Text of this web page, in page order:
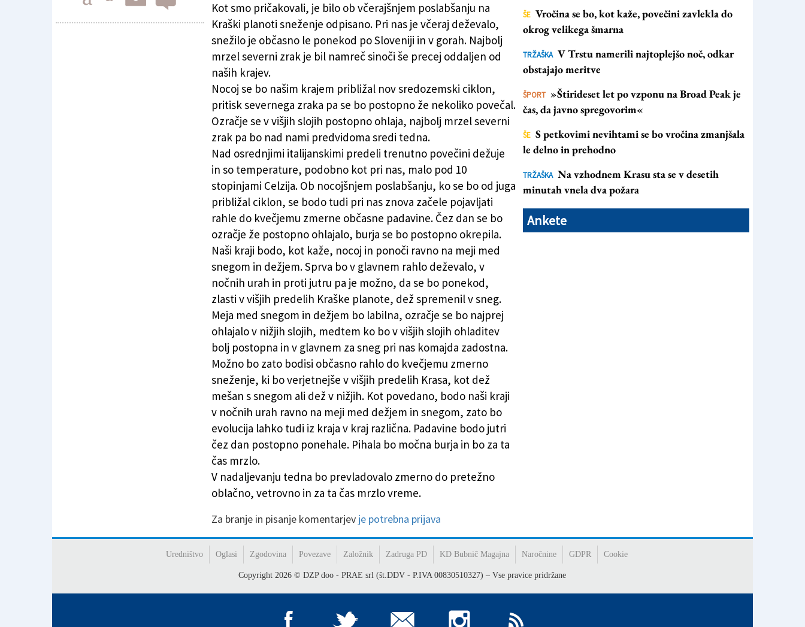
Od nocojšnjih ur možno rahlo sneženje
Kot smo pričakovali, je bilo ob včerajšnjem poslabšanju na
Kraški planoti sneženje odpisano. Pri nas je včeraj deževalo,
snežilo je občasno le ponekod po Sloveniji in v gorah. Najbolj
mrzel severni zrak je bil namreč sinoči še precej oddaljen od
naših krajev.
Nocoj se bo našim krajem približal nov sredozemski ciklon,
pritisk severnega zraka pa se bo postopno že nekoliko povečal.
Ozračje se v višjih slojih postopno ohlaja, najbolj mrzel severni
zrak pa bo nad nami predvidoma sredi tedna.
Nad osrednjimi italijanskimi predeli trenutno povečini dežuje
in so temperature, podobno kot pri nas, malo pod 10
stopinjami Celzija. Ob nocojšnjem poslabšanju, ko se bo od juga
približal ciklon, se bodo tudi pri nas znova začele pojavljati
rahle do kvečjemu zmerne občasne padavine. Čez dan se bo
ozračje že postopno ohlajalo, burja se bo postopno okrepila.
Naši kraji bodo, kot kaže, nocoj in ponoči ravno na meji med
snegom in dežjem. Sprva bo v glavnem rahlo deževalo, v
nočnih urah in proti jutru pa je možno, da se bo ponekod,
zlasti v višjih predelih Kraške planote, dež spremenil v sneg.
Meja med snegom in dežjem bo labilna, ozračje se bo najprej
ohlajalo v nižjih slojih, medtem ko bo v višjih slojih ohladitev
bolj postopna in v glavnem za sneg pri nas komajda zadostna.
Možno bo zato bodisi občasno rahlo do kvečjemu zmerno
sneženje, ki bo verjetnejše v višjih predelih Krasa, kot dež
mešan s snegom ali dež v nižjih. Kot povedano, bodo naši kraji
v nočnih urah ravno na meji med dežjem in snegom, zato bo
evolucija lahko tudi iz kraja v kraj različna. Padavine bodo jutri
čez dan postopno ponehale. Pihala bo močna burja in bo za ta
čas mrzlo.
V nadaljevanju tedna bo prevladovalo zmerno do pretežno
oblačno, vetrovno in za ta čas mrzlo vreme.
Za branje in pisanje komentarjev je potrebna prijava
ŠE Vročina se bo, kot kaže, povečini zavlekla do
okrog velikega šmarna
TRŽAŠKA V Trstu namerili najtoplejšo noč, odkar
obstajajo meritve
ŠPORT »Štirideset let po vzponu na Broad Peak je
čas, da javno spregovorim«
ŠE S petkovimi nevihtami se bo vročina zmanjšala
le delno in prehodno
TRŽAŠKA Na vzhodnem Krasu sta se v desetih
minutah vnela dva požara
Ankete
Uredništvo Oglasi Zgodovina Povezave Založnik Zadruga PD KD Bubnič Magajna Naročnine GDPR Cookie
Copyright2026 © DZP doo - PRAE srl (št.DDV - P.IVA 00830510327) – Vse pravice pridržane